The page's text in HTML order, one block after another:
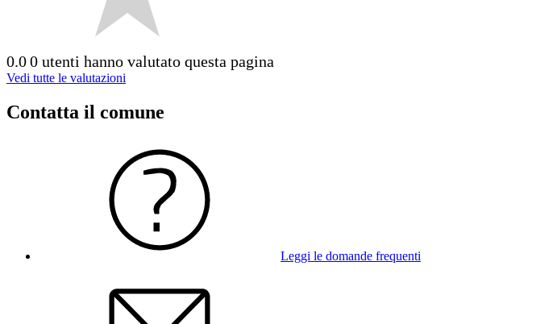
0.00 utenti hanno valutato questa pagina
Vedi tutte le valutazioni
Contatta il comune
Leggi le domande frequenti